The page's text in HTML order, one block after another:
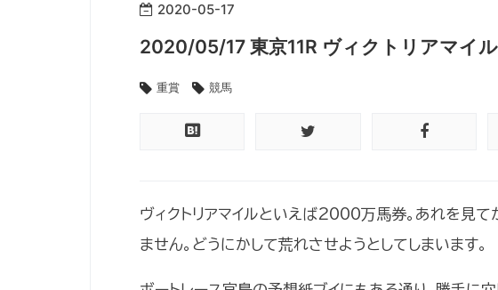
2020-05-17
2020/05/17 東京11R ヴィクトリアマイ
重賞 競馬
ヴィクトリアマイルといえば2000万馬券。あれを見て
ません。どうにかして荒れさせようとしてしまいます。